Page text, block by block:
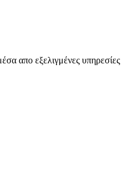
απο εξελιγμένες υπηρεσίες